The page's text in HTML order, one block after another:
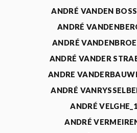
ANDRÉ VANDEN
ANDRÉ
ANDRÉ
ANDRÉ VANDER
ANDRE
ANDRÉ
ANDRÉ
ANDRÉ